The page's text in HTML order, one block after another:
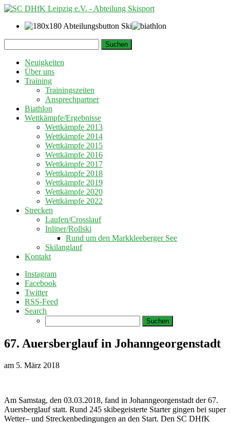
zum
Inhalt
nach:
Neuigkeiten
Über uns
Training
Trainingszeiten
Ansprechpartner
Biathlon
Wettkämpfe/Ergebnisse
Wettkämpfe 2013
Wettkämpfe 2014
Wettkämpfe 2015
Wettkämpfe 2016
Wettkämpfe 2017
Wettkämpfe 2018
Wettkämpfe 2019
Wettkämpfe 2020
Wettkämpfe 2022
Strecken
Laufen/Crosslauf
Inliner/Rollski
Rund um den Markkleeberger See
Skilanglauf
Kontakt
Instagram
Facebook
Twitter
RSS-Feed
Search
nach:
67. Auersberglauf in Johanngeorgenstadt
am 5. März 2018
Am Samstag, den 03.03.2018, fand in Johanngeorgenstadt der 67.
Auersberglauf statt. Rund 245 skibegeisterte Starter gingen bei super
Wetter– und Streckenbedingungen an den Start. Den SC DHfK